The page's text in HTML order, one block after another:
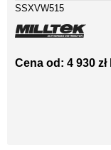
SSXVW515
Cena od: 4 930 zł